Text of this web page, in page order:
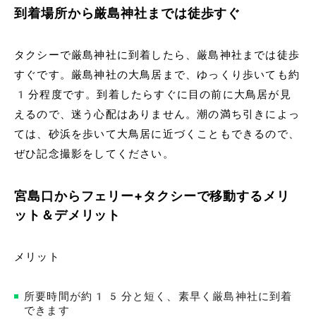
到着場所から厳島神社までは徒歩すぐ
タクシーで厳島神社に到着したら、厳島神社までは徒歩
すぐです。厳島神社の大鳥居まで、ゆっくり歩いても約
1分程度です。到着したらすぐに目の前に大鳥居が見
えるので、迷う心配はありません。潮の満ち引きによっ
ては、砂浜を歩いて大鳥居に近づくこともできるので、
ぜひ記念撮影をしてください。
宮島口からフェリー+タクシーで移動するメリ
ット＆デメリット
メリット
所要時間が約15分と短く、素早く厳島神社に到着
できます